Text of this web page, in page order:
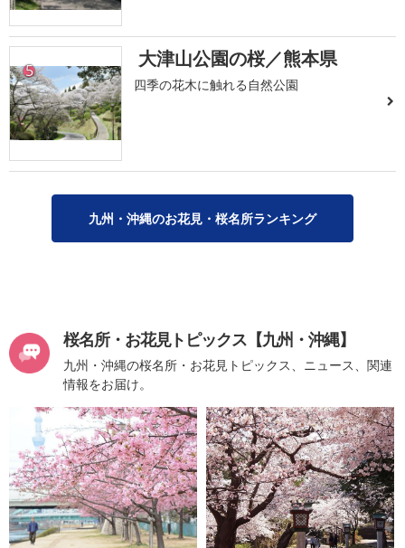
5 大津山公園の桜／熊本県
四季の花木に触れる自然公園
九州・沖縄のお花見・桜名所ランキング
桜名所・お花見トピックス【九州・沖縄】
九州・沖縄の桜名所・お花見トピックス、ニュース、関連
情報をお届け。